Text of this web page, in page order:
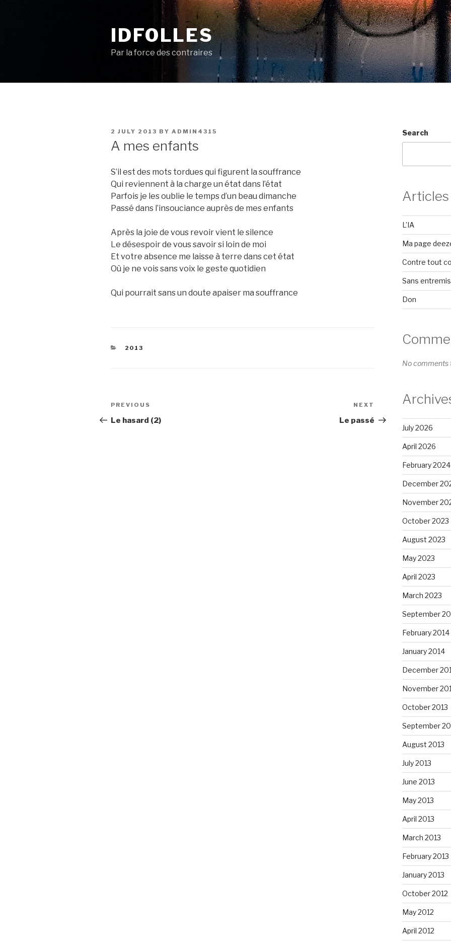
IDFOLLES
Par la force des contraires
POSTED
2 JULY 2013 BY ADMIN4315
A mes enfants
S’il est des mots tordues qui figurent la souffrance
Qui reviennent à la charge un état dans l’état
Parfois je les oublie le temps d’un beau dimanche
Passé dans l’insouciance auprès de mes enfants
Après la joie de vous revoir vient le silence
Le désespoir de vous savoir si loin de moi
Et votre absence me laisse à terre dans cet état
Où je ne vois sans voix le geste quotidien
Qui pourrait sans un doute apaiser ma souffrance
CATEGORIES
2013
Post
navigation
Previous
Post
PREVIOUS
Le hasard (2)
Post
NEXT
Le passé
Search
L’IA
Ma page
Contre tout
Sans
Don
No comments
July 2026
April 2026
February 2024
December
November
October 2023
August 2023
May 2023
April 2023
March 2023
September
February 2014
January 2014
December
November
October 2013
September
August 2013
July 2013
June 2013
May 2013
April 2013
March 2013
February 2013
January 2013
October 2012
May 2012
April 2012